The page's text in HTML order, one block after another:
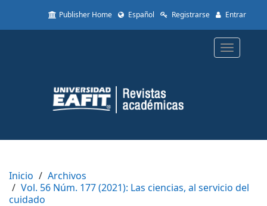
to
Content
Sidebar
Publisher Home Español Registrarse Entrar
Toggle
Inicio
Archivos
Vol. 56 Núm. 177 (2021): Las ciencias, al servicio del
cuidado